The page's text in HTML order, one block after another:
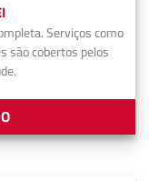
Serviços como
são cobertos pelos